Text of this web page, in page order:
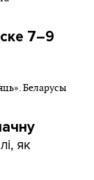
7–9
як